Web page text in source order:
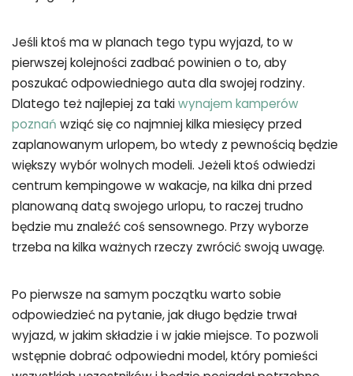
Jeśli ktoś ma w planach tego typu wyjazd, to w
pierwszej kolejności zadbać powinien o to, aby
poszukać odpowiedniego auta dla swojej rodziny.
Dlatego też najlepiej za takiwynajem kamperów
poznań wziąć się co najmniej kilka miesięcy przed
zaplanowanym urlopem, bo wtedy z pewnością będzie
większy wybór wolnych modeli. Jeżeli ktoś odwiedzi
centrum kempingowe w wakacje, na kilka dni przed
planowaną datą swojego urlopu, to raczej trudno
będzie mu znaleźć coś sensownego. Przy wyborze
trzeba na kilka ważnych rzeczy zwrócić swoją uwagę.
Po pierwsze na samym początku warto sobie
odpowiedzieć na pytanie, jak długo będzie trwał
wyjazd, w jakim składzie i w jakie miejsce. To pozwoli
wstępnie dobrać odpowiedni model, który pomieści